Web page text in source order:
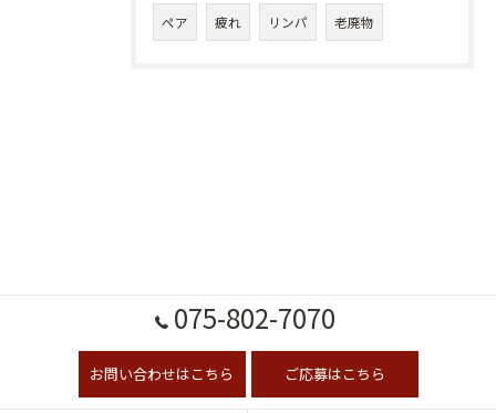
ペア 疲れ リンパ 老廃物
075-802-7070
お問い合わせはこちら ご応募はこちら